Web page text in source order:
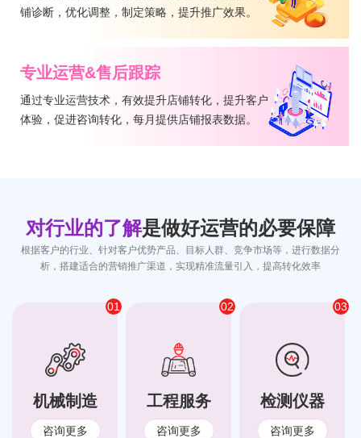
铺诊断，优化调整，制定策略，提升推广效果。
专业运营&售后跟踪
通过专业运营技术，有效提升店铺转化，提升客户
体验，促进咨询转化，每月提供店铺报表数据。
对行业的了解是做好运营的必要保障
根据客户的行业、针对客户优势产品、目标人群、竞争市场等，进行数据分
析，搭建适合的营销推广渠道，实现精准流量引入，提高转化效率
01
机械制造
咨询更多
02
工程服务
咨询更多
03
检测仪器
咨询更多